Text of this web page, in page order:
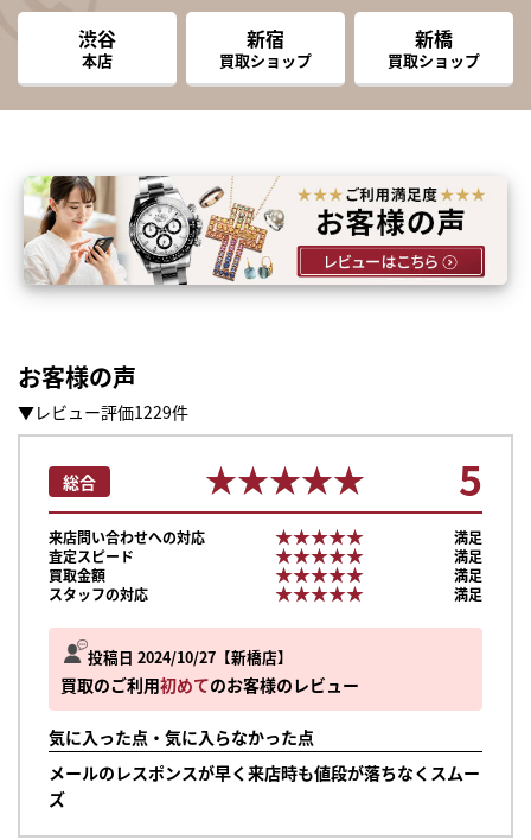
渋谷
本店
新宿
買取ショップ
新橋
買取ショップ
お客様の声
▼レビュー評価1229件
投稿日 2024/10/27 新橋店
買取のご利用初めてのお客様のレビュー
気に入った点・気に入らなかった点
メールのレスポンスが早く来店時も値段が落ちなくスムー
ズ
総合 ★★★★★
★★★★★ 5
来店問い合わせへの対応 ★★★★★
★★★★★
満足
査定スピード
★★★★★
★★★★★
満足
買取金額
★★★★★
★★★★★
満足
スタッフの対応
★★★★★
★★★★★ 満足
まずは